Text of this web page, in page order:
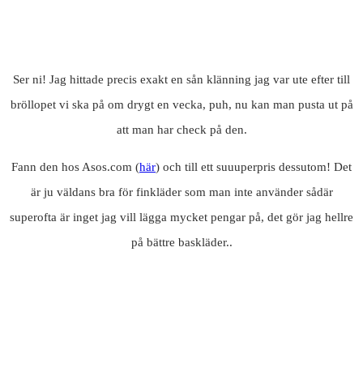
Ser ni! Jag hittade precis exakt en sån klänning jag var ute efter till
bröllopet vi ska på om drygt en vecka, puh, nu kan man pusta ut på
att man har check på den.
Fann den hos Asos.com (här) och till ett suuuperpris dessutom! Det
är ju väldans bra för finkläder som man inte använder sådär
superofta är inget jag vill lägga mycket pengar på, det gör jag hellre
på bättre baskläder..